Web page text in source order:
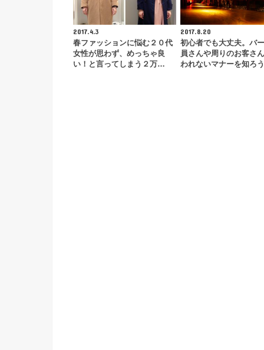
2017.4.3
春ファッションに悩む２０代
女性が思わず、めっちゃ良
い！と言ってしまう２万…
2017.8.20
初心者でも大丈夫。バ
員さんや周りのお客さ
われないマナーを知ろ